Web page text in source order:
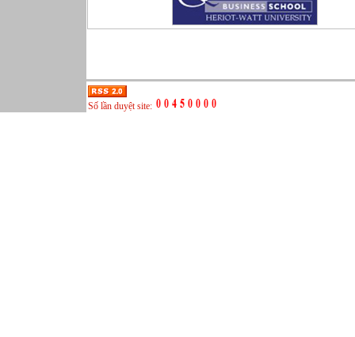
Tư vấn
Xây dựng website
Xúc tiến thương mại
Công nghệ chế tạo cơ khí
Số lần duyệt site: